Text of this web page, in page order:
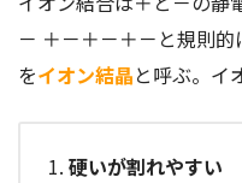
－ ＋－＋－＋－と規則
をイオン結晶と呼ぶ。イ
硬いが割れやすい